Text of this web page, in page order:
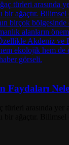
Faydaları